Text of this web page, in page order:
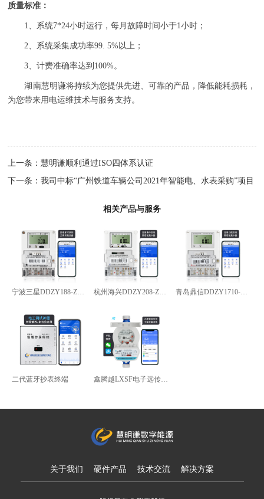
质量标准：
1、系统7*24小时运行，每月故障时间小于1小时；
2、系统采集成功率99. 5%以上；
3、计费准确率达到100%。
湖南慧明谦将持续为您提供先进、可靠的产品，降低能耗损耗，
为您带来用电运维技术与服务支持。
上一条：慧明谦顺利通过ISO四体系认证
下一条：我司中标“广州铁道车辆公司2021年智能电、水表采购”项目
相关产品与服务
宁波三星DDZY188-Z型4G通讯智能电能表杭州海兴DDZY208-Z型RS485通讯智能电能表
青岛鼎信DDZY1710-Z型单
二代蓝牙抄表终端 鑫腾越LXSF电子远传智能水表
关于我们 硬件产品 技术交流 解决方案